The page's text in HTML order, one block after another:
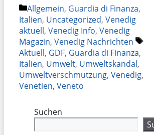
Kategorien
Allgemein, Guardia di Finanza,
Italien, Uncategorized, Venedig
aktuell, Venedig Info, Venedig
Magazin, Venedig Nachrichten
Aktuell, GDF, Guardia di Finanza,
Italien, Umwelt, Umweltskandal,
Umweltverschmutzung, Venedig,
Venetien, Veneto
Suchen